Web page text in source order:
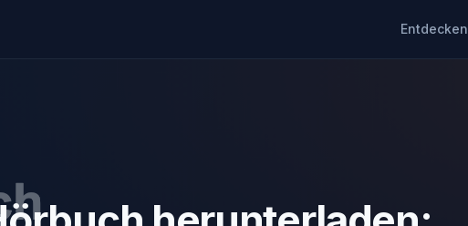
Entdecken